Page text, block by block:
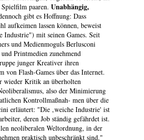
paaren. Unabhängig,
gibt es Hoffnung: Dass
aufkeimen lassen können, beweist
mit seinen Games. Seit
und Medienmoguls Berlusconi
Printmedien zunehmend
junger Kreativer ihren
von Flash-Games über das Internet.
wieder Kritik an überholten
also der Minimierung
Kontrollmaßnah- men über die
erläutert: "Die ‚weiche Industrie' ist
deren Job ständig gefährdet ist.
neoliberalen Weltordnung, in der
praktisch unbeschränkt sind."